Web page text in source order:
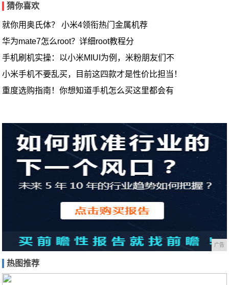
猜你喜欢
就你用奥氏体？ 小米4领衔热门金属机荐
华为mate7怎么root？详细root教程分
手机刷机实操：以小米MIUI为例，米粉朋友们不
小米手机不要乱买，目前这四款才是性价比担当！
重度选购指南！你想知道手机怎么买这里都会有
广告
热图推荐